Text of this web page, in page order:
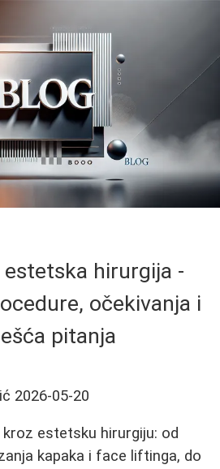
estetska hirurgija -
očekivanja i
pitanja
2026-05-20
estetsku hirurgiju: od
kapaka i face liftinga, do